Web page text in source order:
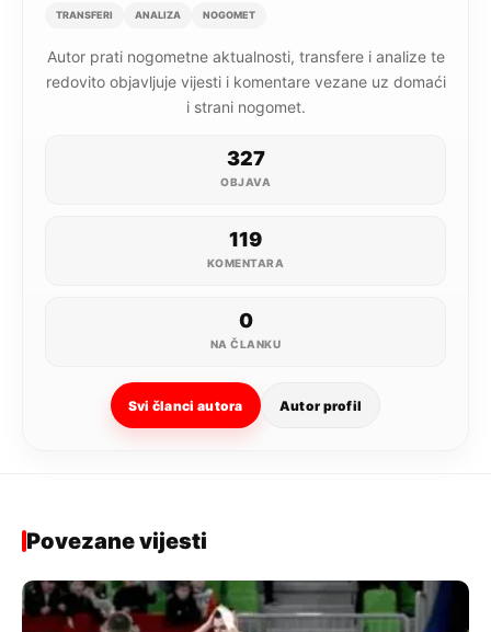
TRANSFERI ANALIZA NOGOMET
Autor prati nogometne aktualnosti, transfere i analize te
redovito objavljuje vijesti i komentare vezane uz domaći
i strani nogomet.
327
OBJAVA
119
KOMENTARA
0
NA ČLANKU
Svi članci autora Autor profil
Povezane vijesti